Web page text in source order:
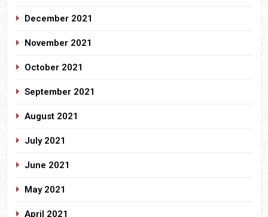
December 2021
November 2021
October 2021
September 2021
August 2021
July 2021
June 2021
May 2021
April 2021